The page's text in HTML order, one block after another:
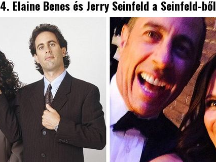
4. Elaine Benes és Jerry Seinfeld a Seinfeld-ből